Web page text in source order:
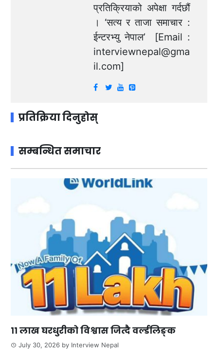
प्रतिक्रियाको अपेक्षा गर्दछौं
। ‘सत्य र ताजा समाचार :
ईन्टरभ्यु नेपाल’ [Email :
interviewnepal@gma
il.com]
प्रतिक्रिया दिनुहोस्
सम्बन्धित समाचार
११ लाख घरधुरीको विश्वास जित्दै वर्ल्डलिङ्क
July 30, 2026 by Interview Nepal